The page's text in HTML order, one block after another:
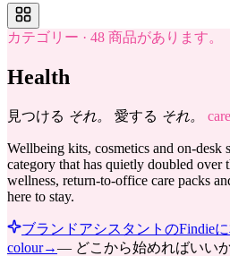
カテゴリー · 48 商品があります。
Health
見つける それ。 愛する それ。 care
Wellbeing kits, cosmetics and on-desk
category that has quietly doubled over
wellness, return-to-office care packs
here to stay.
ブランドアシスタントのFindie
colour→— どこから始めればいい